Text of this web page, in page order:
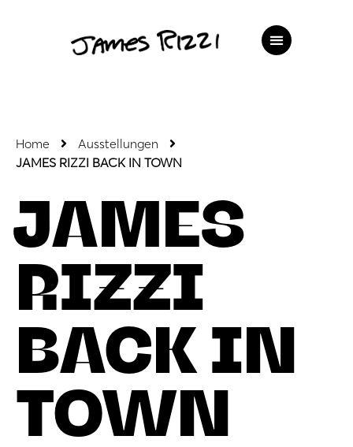
Home
Ausstellungen
JAMES RIZZI BACK IN TOWN
JAMES
RIZZI
BACK IN
TOWN